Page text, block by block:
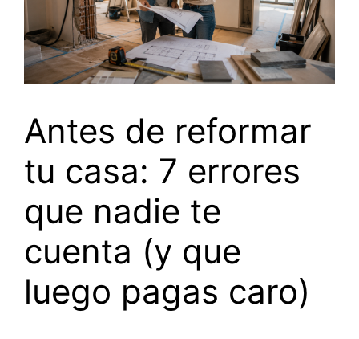
Antes de reformar
tu casa: 7 errores
que nadie te
cuenta (y que
luego pagas caro)